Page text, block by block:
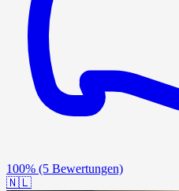
100% (5 Bewertungen)
🇳🇱